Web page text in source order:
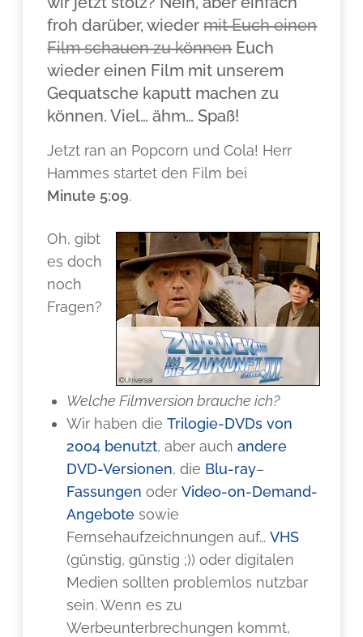
froh darüber, wiedermit Euch einen
Film schauen zu könnenEuch
wieder einen Film mit unserem
Gequatsche kaputt machen zu
können. Viel… ähm… Spaß!
Jetzt ran an Popcorn und Cola! Herr
Hammes startet den Film bei
Minute 5:09.
Oh, gibt
es doch
noch
Fragen?
Welche Filmversion brauche ich?
Wir haben dieTrilogie-DVDs von
2004 benutzt, aber auchandere
DVD-Versionen, die Blu-ray–
Fassungen oderVideo-on-Demand-
Angebote sowie
Fernsehaufzeichnungen auf…VHS
(günstig, günstig ;)) oder digitalen
Medien sollten problemlos nutzbar
sein. Wenn es zu
Werbeunterbrechungen kommt,